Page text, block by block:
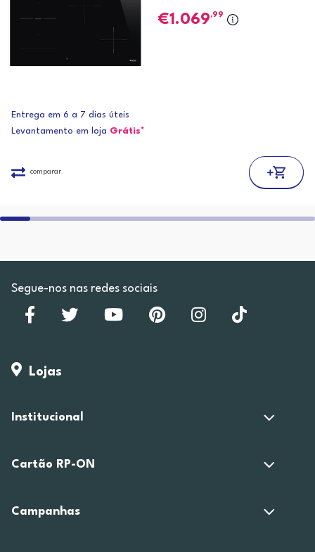
1.069,99
Entrega em 6 a 7 dias úteis
Levantamento em loja Grátis*
comparar
Segue-nos nas redes sociais
Lojas
Institucional
Cartão RP-ON
Campanhas